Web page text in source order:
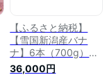
【ふるさと納税】
【雪国新潟産バナ
ナ】6本（700g）濃
厚な甘さともっちり
食感！安心安全の越
36,000円